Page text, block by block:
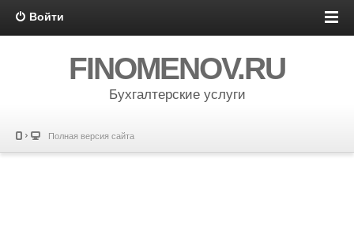
Войти
FINOMENOV.RU
Бухгалтерские услуги
Полная версия сайта